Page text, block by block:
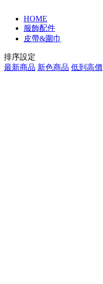
HOME
服飾配件
皮帶&圍巾
排序設定
最新商品 新色商品 低到高價